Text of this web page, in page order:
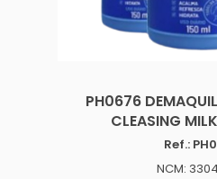
makbelachb@gmail.com
PH0676
CLEASING
Ref.:
NCM: